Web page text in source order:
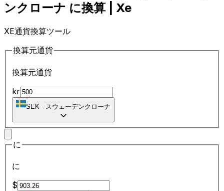
ンクローナ に換算 | Xe
XE通貨換算ツール
換算元通貨
換算元通貨
kr
SEK - スウェーデンクローナ
に
に
$